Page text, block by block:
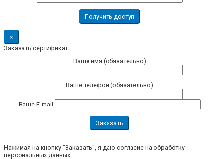
×
Заказать сертификат
Ваше имя (обязательно)
Ваше телефон (обязательно)
Ваше E-mail
Нажимая на кнопку "Заказать", я даю согласие на обработку
персональных данных